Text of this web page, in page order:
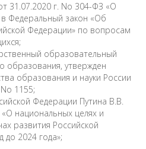
31.07.2020 г. No 304-ФЗ «О
Федеральный закон «Об
Федерации» по вопросам
образовательный
образования, утвержден
образования и науки России
1155;
Федерации Путина В.В.
национальных целях и
развития Российской
2024 года»;